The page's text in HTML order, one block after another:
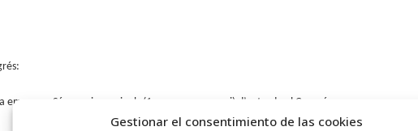
Gestionar el consentimiento de las cookies
empresa. Són passis nominals (1 persona, un passi) d’entrada al Congrés.